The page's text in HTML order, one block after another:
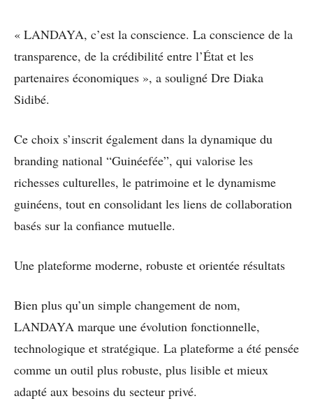
« LANDAYA, c’est la conscience. La conscience de la
transparence, de la crédibilité entre l’État et les
partenaires économiques », a souligné Dre Diaka
Sidibé.
Ce choix s’inscrit également dans la dynamique du
branding national “Guinéefée”, qui valorise les
richesses culturelles, le patrimoine et le dynamisme
guinéens, tout en consolidant les liens de collaboration
basés sur la confiance mutuelle.
Une plateforme moderne, robuste et orientée résultats
Bien plus qu’un simple changement de nom,
LANDAYA marque une évolution fonctionnelle,
technologique et stratégique. La plateforme a été pensée
comme un outil plus robuste, plus lisible et mieux
adapté aux besoins du secteur privé.